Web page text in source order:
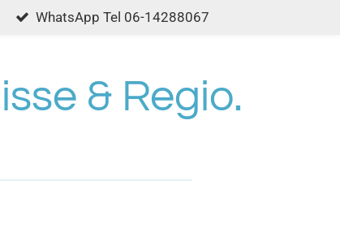
WhatsApp Tel 06-14288067
& Regio.